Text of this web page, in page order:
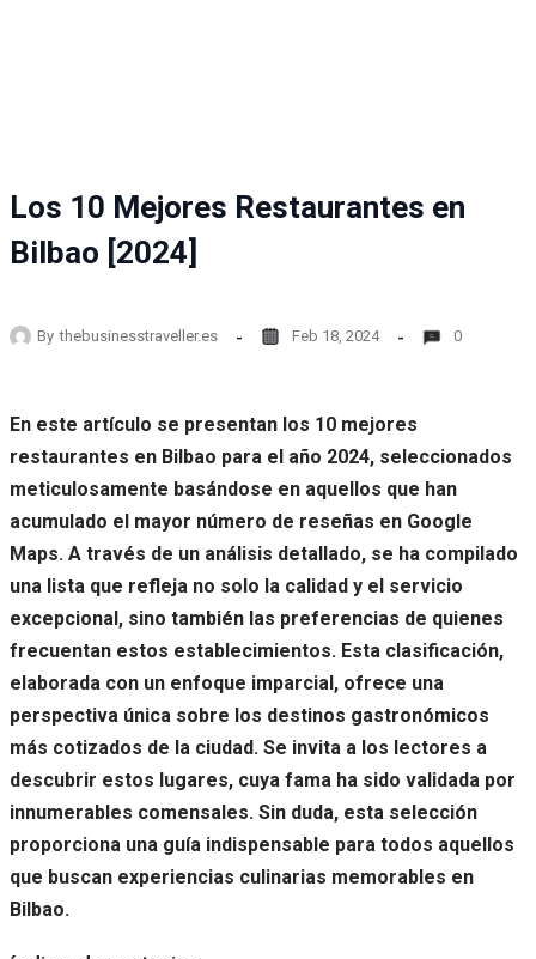
Los 10 Mejores Restaurantes en
Bilbao [2024]
By thebusinesstraveller.es Feb 18, 2024 0
En este artículo se presentan los 10 mejores
restaurantes en Bilbao para el año 2024, seleccionados
meticulosamente basándose en aquellos que han
acumulado el mayor número de reseñas en Google
Maps. A través de un análisis detallado, se ha compilado
una lista que refleja no solo la calidad y el servicio
excepcional, sino también las preferencias de quienes
frecuentan estos establecimientos. Esta clasificación,
elaborada con un enfoque imparcial, ofrece una
perspectiva única sobre los destinos gastronómicos
más cotizados de la ciudad. Se invita a los lectores a
descubrir estos lugares, cuya fama ha sido validada por
innumerables comensales. Sin duda, esta selección
proporciona una guía indispensable para todos aquellos
que buscan experiencias culinarias memorables en
Bilbao.